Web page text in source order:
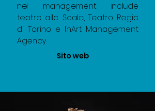
nel management include
teatro alla Scala, Teatro Regio
di Torino e InArt Management
Agency.
Sito web